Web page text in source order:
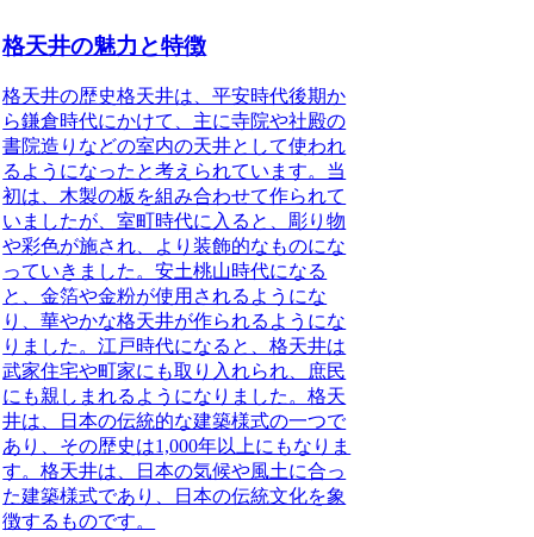
格天井の魅力と特徴
格天井の歴史格天井は、平安時代後期か
ら鎌倉時代にかけて、主に寺院や社殿の
書院造りなどの室内の天井として使われ
るようになったと考えられています。当
初は、木製の板を組み合わせて作られて
いましたが、室町時代に入ると、彫り物
や彩色が施され、より装飾的なものにな
っていきました。安土桃山時代になる
と、金箔や金粉が使用されるようにな
り、華やかな格天井が作られるようにな
りました。江戸時代になると、格天井は
武家住宅や町家にも取り入れられ、庶民
にも親しまれるようになりました。格天
井は、日本の伝統的な建築様式の一つで
あり、その歴史は1,000年以上にもなりま
す。格天井は、日本の気候や風土に合っ
た建築様式であり、日本の伝統文化を象
徴するものです。